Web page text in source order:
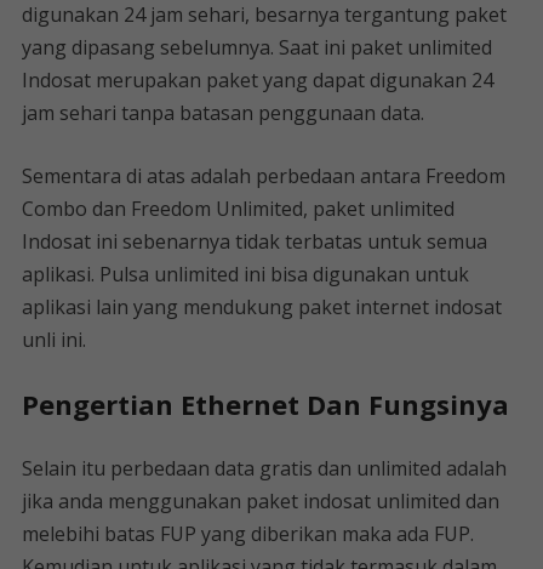
digunakan 24 jam sehari, besarnya tergantung paket
yang dipasang sebelumnya. Saat ini paket unlimited
Indosat merupakan paket yang dapat digunakan 24
jam sehari tanpa batasan penggunaan data.
Sementara di atas adalah perbedaan antara Freedom
Combo dan Freedom Unlimited, paket unlimited
Indosat ini sebenarnya tidak terbatas untuk semua
aplikasi. Pulsa unlimited ini bisa digunakan untuk
aplikasi lain yang mendukung paket internet indosat
unli ini.
Pengertian Ethernet Dan Fungsinya
Selain itu perbedaan data gratis dan unlimited adalah
jika anda menggunakan paket indosat unlimited dan
melebihi batas FUP yang diberikan maka ada FUP.